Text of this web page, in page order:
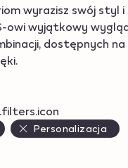
wyrazisz swój styl i
owi wyjątkowy
dostępnych na
Personalizacja